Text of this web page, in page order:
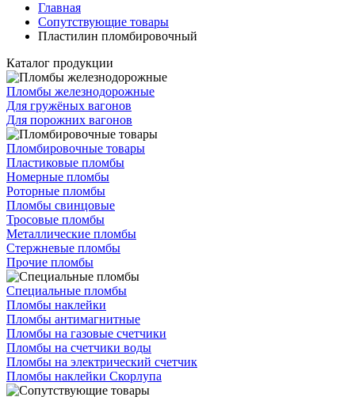
Главная
Сопутствующие товары
Пластилин пломбировочный
Каталог продукции
Пломбы железнодорожные
Для гружёных вагонов
Для порожних вагонов
Пломбировочные товары
Пластиковые пломбы
Номерные пломбы
Роторные пломбы
Пломбы свинцовые
Тросовые пломбы
Металлические пломбы
Стержневые пломбы
Прочие пломбы
Специальные пломбы
Пломбы наклейки
Пломбы антимагнитные
Пломбы на газовые счетчики
Пломбы на счетчики воды
Пломбы на электрический счетчик
Пломбы наклейки Скорлупа